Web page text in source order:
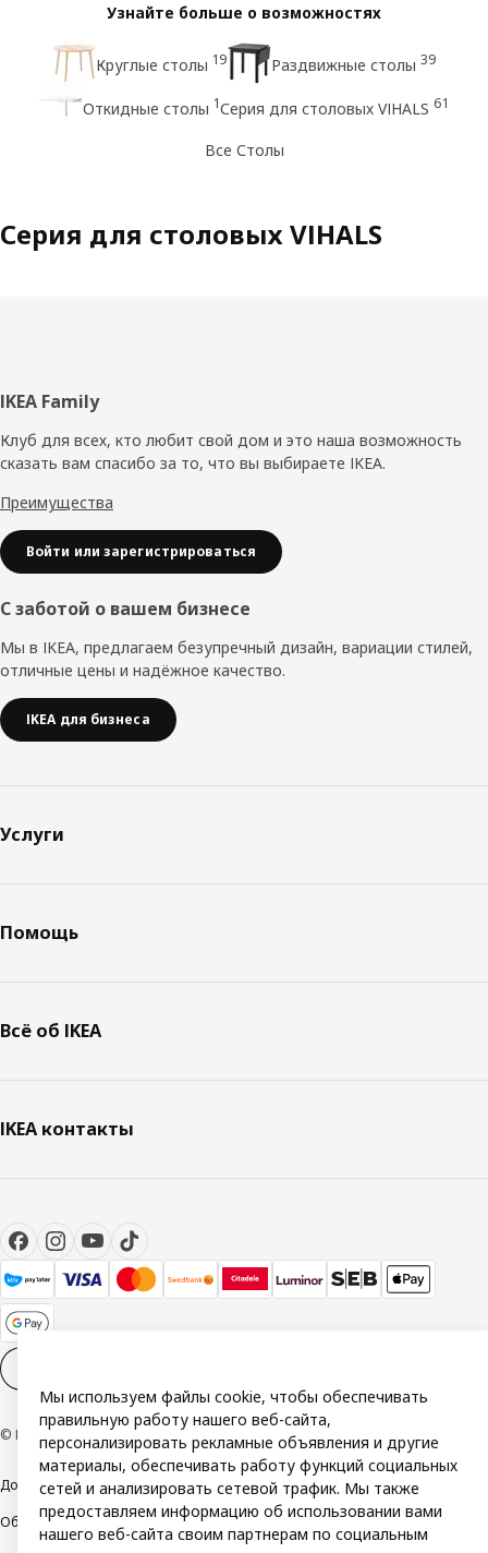
Узнайте больше о возможностях
Круглые столы 19 Раздвижные столы 39
Откидные столы 1Серия для столовых VIHALS 61
Все Столы
Серия для столовых VIHALS
Нижний
колонтитул
IKEA Family
Клуб для всех, кто любит свой дом и это наша возможность
сказать вам спасибо за то, что вы выбираете IKEA.
Преимущества
Войти или зарегистрироваться
С заботой о вашем бизнесе
Мы в IKEA, предлагаем безупречный дизайн, вариации стилей,
отличные цены и надёжное качество.
IKEA для бизнеса
Услуги
Помощь
Всё об IKEA
IKEA контакты
© Inter IKEA Systems B.V. 1999-2026
Доступность Политика конфиденциальности и использования cookie
Общие условия Свяжитесь с нами
Мы используем файлы cookie, чтобы обеспечивать
правильную работу нашего веб-сайта,
персонализировать рекламные объявления и другие
материалы, обеспечивать работу функций социальных
сетей и анализировать сетевой трафик. Мы также
предоставляем информацию об использовании вами
нашего веб-сайта своим партнерам по социальным